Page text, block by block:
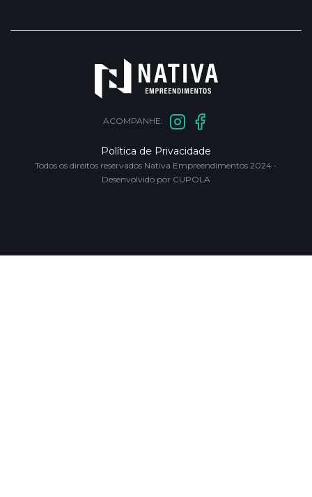
ACOMPANHE:
Política de Privacidade
Todos os direitos reservados Nativa Empreendimentos 2024 -
Desenvolvido por CUPOLA